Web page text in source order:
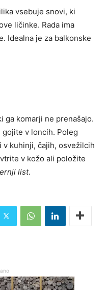
vsebuje snovi, ki
ličinke. Rada ima
Idealna je za balkonske
ga komarji ne prenašajo.
v loncih. Poleg
v kuhinji, čajih, osvežilcih
v kožo ali položite
list.